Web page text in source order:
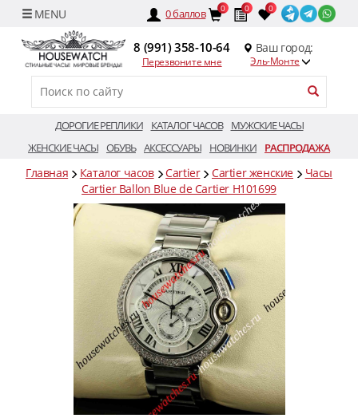
0баллов 0 0 0
8 (991) 358-10-64
Перезвоните мне
Ваш город:
Эль-Монте
ДОРОГИЕ РЕПЛИКИ КАТАЛОГ ЧАСОВ
МУЖСКИЕ ЧАСЫ
ЖЕНСКИЕ ЧАСЫ ОБУВЬ АКСЕССУАРЫ НОВИНКИ РАСПРОДАЖА
Главная Каталог часов Cartier Cartier женские
Часы
Cartier Ballon Blue de Cartier H101699